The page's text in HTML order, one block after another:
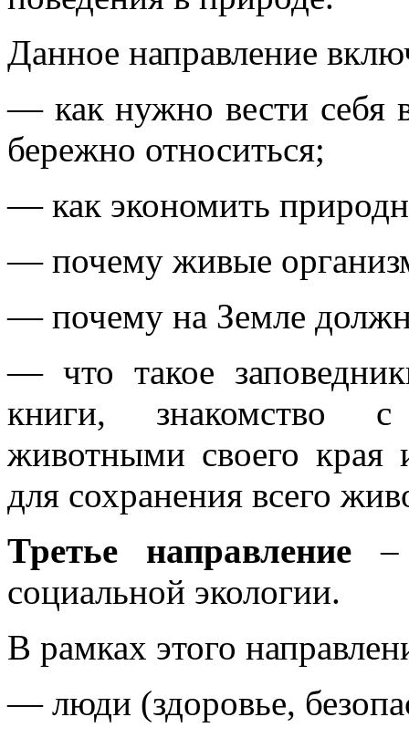
Данное направление
— как нужно вести себя
бережно относиться;
— как экономить
— почему живые
— почему на Земле
— что такое
книги, знакомство с
животными своего
для сохранения всего
Третье направление –
социальной экологии.
В рамках этого
— люди (здоровье,